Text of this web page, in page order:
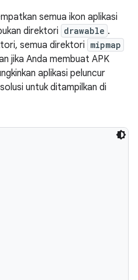
semua ikon aplikasi
direktori drawable .
semua direktori mipmap
jika Anda membuat APK
aplikasi peluncur
untuk ditampilkan di